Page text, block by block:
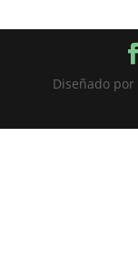
Diseñado por